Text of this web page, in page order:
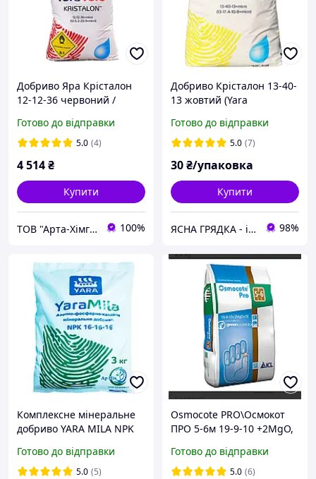
Добриво Яра Крісталон
12-12-36 червоний /
12-36 RED (25 кг)
Готово до відправки
5.0 (4)
4 514₴
Купити
ТОВ "Арта-Хімгруп" 100%
Добриво Крісталон 13-40-
13 жовтий (Yara
Готово до відправки
5.0 (7)
30₴/упаковка
Купити
ЯСНА ГРЯДКА - інтернет-магазин якісного насіння овочів та квітів 98%
Комплексне мінеральне
добриво YARA MILA NPK
Готово до відправки
5.0 (5)
Osmocote PRO\Осмокот
ПРО 5-6м 19-9-10 +2MgO,
Готово до відправки
5.0 (6)